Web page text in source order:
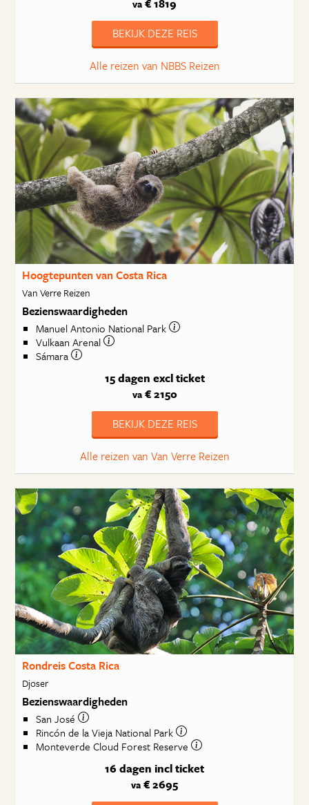
va € 1819
BEKIJK DEZE REIS
Alle reizen van NBBS Reizen
Hoogtepunten van Costa Rica
Van Verre Reizen
Bezienswaardigheden
Manuel Antonio National Park
Vulkaan Arenal
Sámara
15 dagen excl ticket
va€ 2150
BEKIJK DEZE REIS
Alle reizen van Van Verre Reizen
Rondreis Costa Rica
Djoser
Bezienswaardigheden
San José
Rincón de la Vieja National Park
Monteverde Cloud Forest Reserve
16 dagen incl ticket
va € 2695